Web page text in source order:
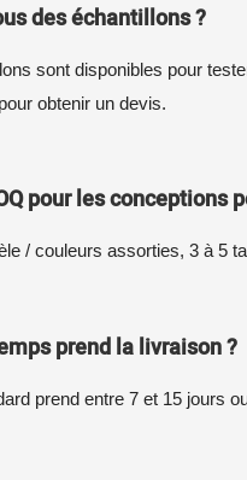
des échantillons ?
sont disponibles pour
obtenir un devis.
pour les conceptions
/ couleurs assorties, 3 à 5
prend la livraison ?
prend entre 7 et 15 jours